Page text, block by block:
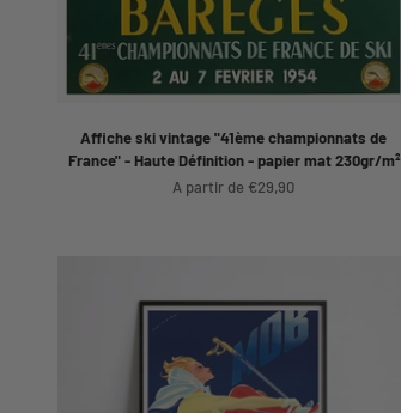
Affiche ski vintage "41ème championnats de
France" - Haute Définition - papier mat 230gr/m²
Prix de vente
A partir de €29,90